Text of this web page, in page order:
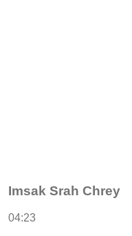
Imsak Srah Chrey
04:23